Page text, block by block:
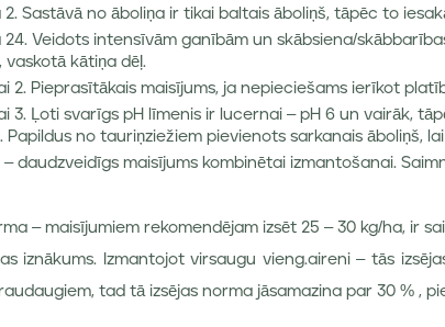
2. Sastāvā no āboliņa ir tikai baltais āboliņš, tāpēc to
24. Veidots intensīvām ganībām un skābsiena/
vaskotā kātiņa dēļ.
2. Pieprasītākais maisījums, ja nepieciešams ierīkot
3. Ļoti svarīgs pH līmenis ir lucernai – pH 6 un vairāk,
Papildus no tauriņziežiem pievienots sarkanais āboliņš,
– daudzveidīgs maisījums kombinētai izmantošanai.
– maisījumiem rekomendējam izsēt 25 – 30 kg/ha, ir
iznākums. Izmantojot virsaugu vieng.aireni – tās
tad tā izsējas norma jāsamazina par 30 % ,